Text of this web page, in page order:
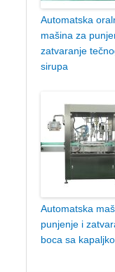
Automatska
mašina za
zatvaranje
sirupa
Automatska
punjenje i
boca sa